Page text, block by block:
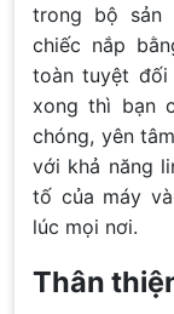
trong bộ sản
chiếc nắp
toàn tuyệt đối
xong thì bạn
chóng, yên
với khả năng
tố của máy
lúc mọi nơi.
Thân